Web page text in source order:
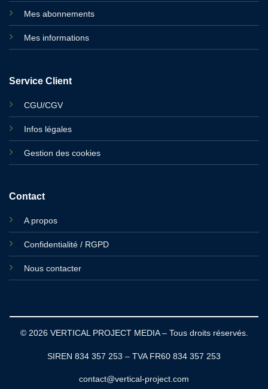
Mes abonnements
Mes informations
Service Client
CGU/CGV
Infos légales
Gestion des cookies
Contact
A propos
Confidentialité / RGPD
Nous contacter
© 2026 VERTICAL PROJECT MEDIA – Tous droits réservés.
SIREN 834 357 253 – TVA FR60 834 357 253
contact@vertical-project.com